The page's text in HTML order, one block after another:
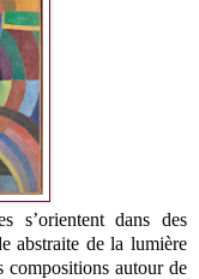
s’orientent dans des
abstraite de la lumière
compositions autour de